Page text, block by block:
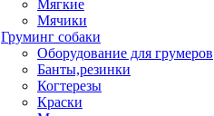
Мягкие
Мячики
Груминг собаки
Оборудование для грумеров
Банты,резинки
Когтерезы
Краски